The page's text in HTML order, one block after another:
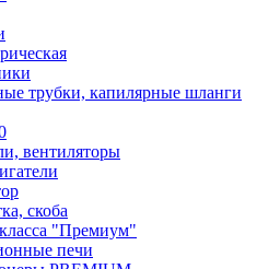
трубки, капилярные шланги
вентиляторы
скоба
"Премиум"
печи